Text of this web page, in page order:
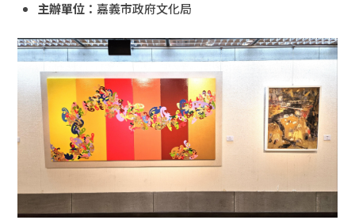
主辦單位： 嘉義市政府文化局